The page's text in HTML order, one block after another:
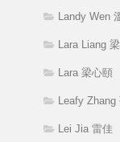
Landy Wen
Lara Liang
Lara 梁心頤
Leafy Zhang
Lei Jia 雷佳